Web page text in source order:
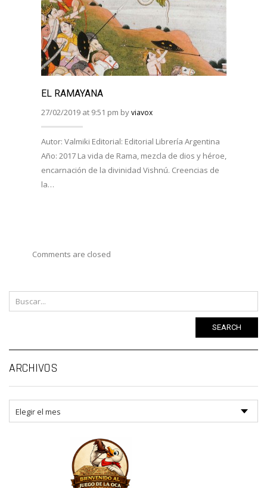
EL RAMAYANA
27/02/2019 at 9:51 pm byviavox
Autor: Valmiki Editorial: Editorial Librería Argentina
Año: 2017 La vida de Rama, mezcla de dios y héroe,
encarnación de la divinidad Vishnú. Creencias de
la…
Comments are closed
SEARCH
ARCHIVOS